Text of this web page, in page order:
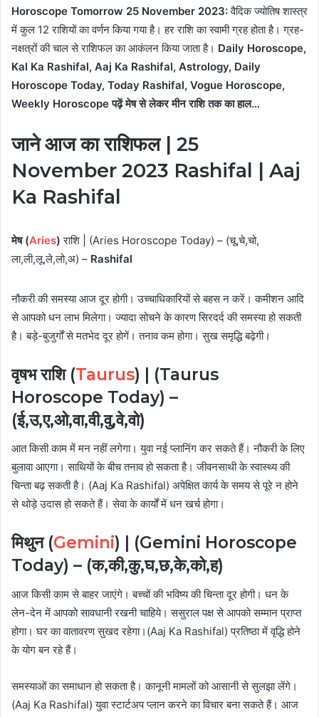
Horoscope Tomorrow 25 November 2023:वैदिक ज्योतिष शास्त्र
में कुल 12 राशियों का वर्णन किया गया है। हर राशि का स्वामी ग्रह होता है। ग्रह-
नक्षत्रों की चाल से राशिफल का आकंलन किया जाता है। Daily Horoscope,
Kal Ka Rashifal, Aaj Ka Rashifal, Astrology, Daily
Horoscope Today, Today Rashifal, Vogue Horoscope,
Weekly Horoscopeपढ़ें मेष से लेकर मीन राशि तक का हाल…
जानेआज काराशिफल | 25
November 2023 Rashifal | Aaj
Ka Rashifal
मेष (Aries)राशि | (Aries Horoscope Today) – (चू,चे,चो,
ला,ली,लू,ले,लो,अ) – Rashifal
नौकरी की समस्या आज दूर होगी। उच्चाधिकारियों से बहस न करें। कमीशन आदि
से आपको धन लाभ मिलेगा। ज्यादा सोचने के कारण सिरदर्द की समस्या हो सकती
है। बड़े-बुजुर्गों से मतभेद दूर होगें। तनाव कम होगा। सुख समृद्धि बढ़ेगी।
वृषभराशि (Taurus) | (Taurus
Horoscope Today) –
(ई,उ,ए,ओ,वा,वी,वु,वे,वो)
आत किसी काम में मन नहीं लगेगा। युवा नई प्लानिंग कर सकते हैं। नौकरी के लिए
बुलावा आएगा। साथियों के बीच तनाव हो सकता है। जीवनसाथी के स्वास्थ्य की
चिन्ता बढ़ सकती है। (Aaj Ka Rashifal) अपेक्षित कार्य के समय से पूरे न होने
से थोड़े उदास हो सकते हैं। सेवा के कार्यों में धन खर्च होगा।
मिथुन (Gemini) | (Gemini Horoscope
Today) – (क,की,कु,घ,छ,के,को,ह)
आज किसी काम से बाहर जाएंगे। बच्चों की भविष्य की चिन्ता दूर होगी। धन के
लेन-देन में आपको सावधानी रखनी चाहिये। ससुराल पक्ष से आपको सम्मान प्राप्त
होगा। घर का वातावरण सुखद रहेगा।(Aaj Ka Rashifal) प्रतिष्ठा में वृद्धि होने
के योग बन रहे हैं।
समस्याओं का समाधान हो सकता है। कानूनी मामलों को आसानी से सुलझा लेंगे।
(Aaj Ka Rashifal) युवा स्टार्टअप प्लान करने का विचार बना सकते हैं। आज